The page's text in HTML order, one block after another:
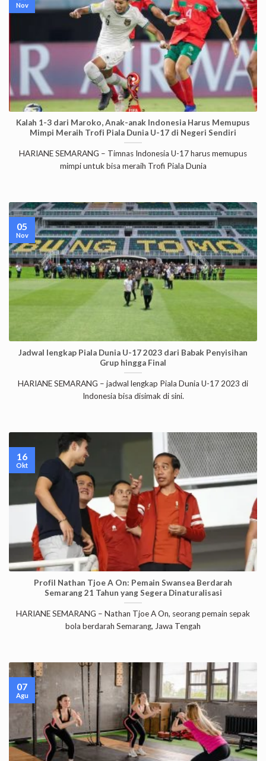
Kalah 1-3 dari Maroko, Anak-anak Indonesia Harus Memupus
Mimpi Meraih Trofi Piala Dunia U-17 di Negeri Sendiri
HARIANE SEMARANG – Timnas Indonesia U-17 harus memupus
mimpi untuk bisa meraih Trofi Piala Dunia
Nov
Jadwal lengkap Piala Dunia U-17 2023 dari Babak Penyisihan
Grup hingga Final
HARIANE SEMARANG – jadwal lengkap Piala Dunia U-17 2023 di
Indonesia bisa disimak di sini.
05
Nov
Profil Nathan Tjoe A On: Pemain Swansea Berdarah
Semarang 21 Tahun yang Segera Dinaturalisasi
HARIANE SEMARANG – Nathan Tjoe A On, seorang pemain sepak
bola berdarah Semarang, Jawa Tengah
16
Okt
07
Agu